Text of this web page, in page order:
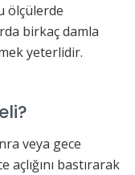
ölçülerde
birkaç damla
yeterlidir.
veya gece
bastırarak